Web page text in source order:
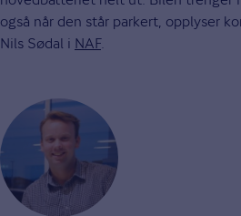
også når den står parkert, opplyser
Nils Sødal i NAF.